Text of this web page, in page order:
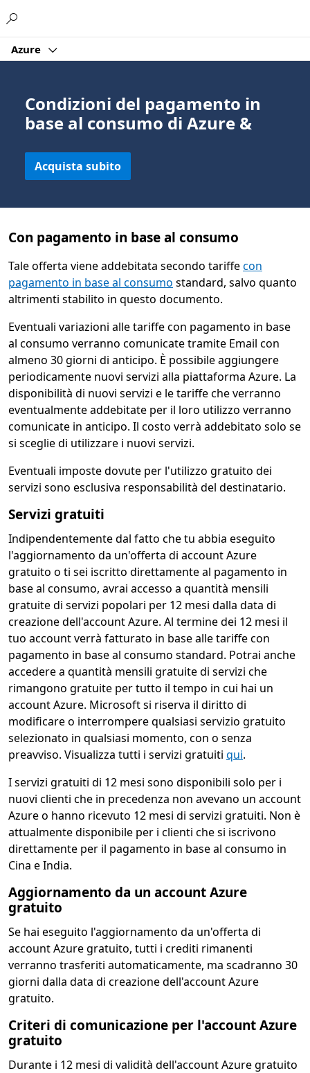
Azure
Condizioni del pagamento in
base al consumo di Azure &
Acquista subito
Con pagamento in base al consumo
Tale offerta viene addebitata secondo tariffecon
pagamento in base al consumo standard, salvo quanto
altrimenti stabilito in questo documento.
Eventuali variazioni alle tariffe con pagamento in base
al consumo verranno comunicate tramite Email con
almeno 30 giorni di anticipo. È possibile aggiungere
periodicamente nuovi servizi alla piattaforma Azure. La
disponibilità di nuovi servizi e le tariffe che verranno
eventualmente addebitate per il loro utilizzo verranno
comunicate in anticipo. Il costo verrà addebitato solo se
si sceglie di utilizzare i nuovi servizi.
Eventuali imposte dovute per l'utilizzo gratuito dei
servizi sono esclusiva responsabilità del destinatario.
Servizi gratuiti
Indipendentemente dal fatto che tu abbia eseguito
l'aggiornamento da un'offerta di account Azure
gratuito o ti sei iscritto direttamente al pagamento in
base al consumo, avrai accesso a quantità mensili
gratuite di servizi popolari per 12 mesi dalla data di
creazione dell'account Azure. Al termine dei 12 mesi il
tuo account verrà fatturato in base alle tariffe con
pagamento in base al consumo standard. Potrai anche
accedere a quantità mensili gratuite di servizi che
rimangono gratuite per tutto il tempo in cui hai un
account Azure. Microsoft si riserva il diritto di
modificare o interrompere qualsiasi servizio gratuito
selezionato in qualsiasi momento, con o senza
preavviso. Visualizza tutti i servizi gratuiti qui.
I servizi gratuiti di 12 mesi sono disponibili solo per i
nuovi clienti che in precedenza non avevano un account
Azure o hanno ricevuto 12 mesi di servizi gratuiti. Non è
attualmente disponibile per i clienti che si iscrivono
direttamente per il pagamento in base al consumo in
Cina e India.
Aggiornamento da un account Azure
gratuito
Se hai eseguito l'aggiornamento da un'offerta di
account Azure gratuito, tutti i crediti rimanenti
verranno trasferiti automaticamente, ma scadranno 30
giorni dalla data di creazione dell'account Azure
gratuito.
Criteri di comunicazione per l'account Azure
gratuito
Durante i 12 mesi di validità dell'account Azure gratuito